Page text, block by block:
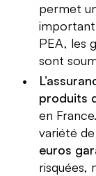
Il est donc
l'épargne
Avoir une
une
avec une
permet
PEA, les
sont
produits
en
variété
euros
risquées,